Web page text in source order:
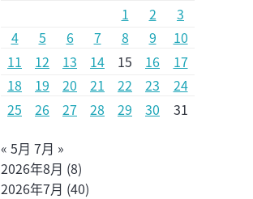
1
2
3
4
5 6 7 8 9
10
11
12 13 14 15 16
17
18
19 20 21 22 23
24
25
26 27 28 29 30
31
« 5月 7月 »
2026年8月 (8)
2026年7月 (40)